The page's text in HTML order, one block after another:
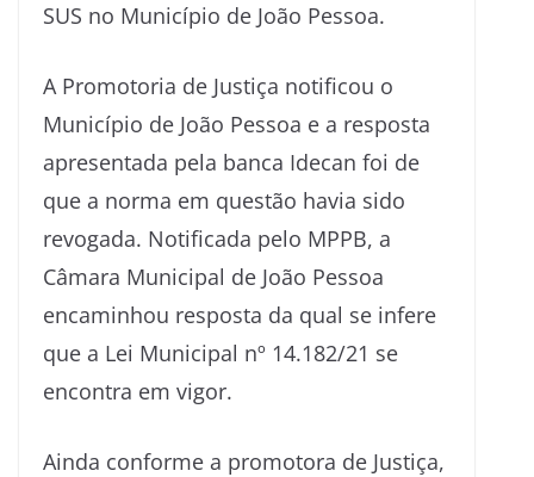
SUS no Município de João Pessoa.
A Promotoria de Justiça notificou o
Município de João Pessoa e a resposta
apresentada pela banca Idecan foi de
que a norma em questão havia sido
revogada. Notificada pelo MPPB, a
Câmara Municipal de João Pessoa
encaminhou resposta da qual se infere
que a Lei Municipal nº 14.182/21 se
encontra em vigor.
Ainda conforme a promotora de Justiça,